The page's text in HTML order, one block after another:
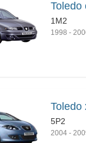
Toledo
1M2
1998 -
Toledo
5P2
2004 -